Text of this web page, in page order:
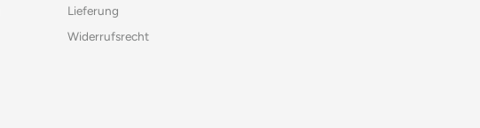
Lieferung
Widerrufsrecht